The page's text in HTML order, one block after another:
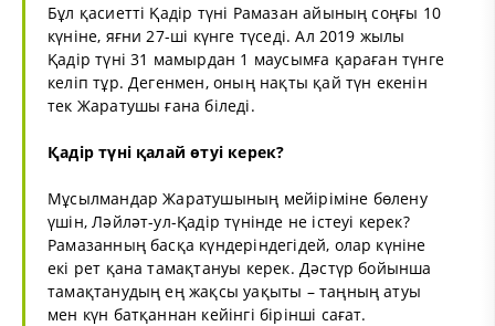
Бұл қасиетті Қадір түні Рамазан айының соңғы 10
күніне, яғни 27-ші күнге түседі. Ал 2019 жылы
Қадір түні 31 мамырдан 1 маусымға қараған түнге
келіп тұр. Дегенмен, оның нақты қай түн екенін
тек Жаратушы ғана біледі.
Қадір түні қалай өтуі керек?
Мұсылмандар Жаратушының мейіріміне бөлену
үшін, Ләйләт-ул-Қадір түнінде не істеуі керек?
Рамазанның басқа күндеріндегідей, олар күніне
екі рет қана тамақтануы керек. Дәстүр бойынша
тамақтанудың ең жақсы уақыты – таңның атуы
мен күн батқаннан кейінгі бірінші сағат.